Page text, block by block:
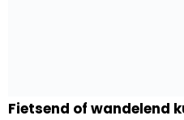
Fietsend of wandelend